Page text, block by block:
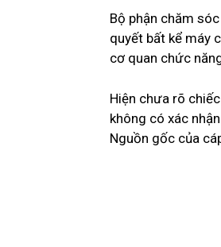
Bộ phận chăm
quyết bất kể máy
cơ quan chức
Hiện chưa rõ
không có xác
Nguồn gốc của